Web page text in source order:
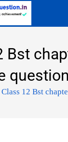
Bst
Class 12 Bst